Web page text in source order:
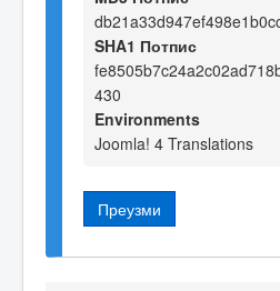
SHA1 Потпис
430
Environments
Joomla! 4 Translations
Преузми